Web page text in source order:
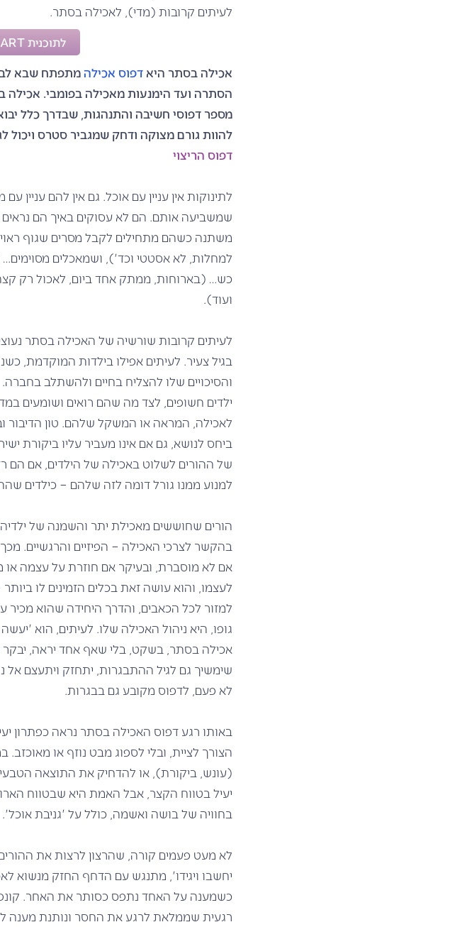
לעיתים קרובות (מדי), לאכילה בסתר.
לתוכנית RESTART של 'חופש מאוכל'
אכילה בסתר היא דפוס אכילהמתפתח שבא
הסתרה ועד הימנעות מאכילה בפומבי.
מספר דפוסי חשיבה והתנהגות, שבדרך כלל
להוות גורם מצוקה ודחק שמגביר סטרס ויכול
דפוס הריצוי
לתינוקות אין עניין עם אוכל. גם אין להם עניין
שמשביעה אותם. הם לא עסוקים באיך הם
משתנה כשהם מתחילים לקבל מסרים שגוף
למחלות, לא אסטטי וכד'), ושמאכלים מסוימים…
כש… (בארוחות, ממתק אחד ביום, לאכול רק
ועוד).
לעיתים קרובות שורשיה של האכילה בסתר
בגיל צעיר. לעיתים אפילו בילדות המוקדמת,
והסיכויים שלו להצליח בחיים ולהשתלב בחברה.
ילדים חשופים, לצד מה שהם רואים ושומעים
לאכילה, המראה או המשקל שלהם. טון הדיבור
ביחס לנושא, גם אם אינו מעביר עליו ביקורת
של ההורים לשלוט באכילה של הילדים, אם הם
למנוע ממנו גורל דומה לזה שלהם – כילדים
הורים שחוששים מאכילת יתר והשמנה של
בהקשר לצרכי האכילה – הפיזיים והרגשיים.
אם לא מוסברת, ובעיקר אם חוזרת על עצמה
לעצמו, והוא עושה זאת בכלים הזמינים לו
למזור לכל הכאבים, והדרך היחידה שהוא מכיר
גופו, היא ניהול האכילה שלו. לעיתים, הוא
אכילה בסתר, בשקט, בלי שאף אחד יראה,
שימשיך גם לגיל ההתבגרות, יתחזק ויתעצם אל
לא פעם, לדפוס מקובע גם בבגרות.
באותו רגע דפוס האכילה בסתר נראה כפתרון
הצורך לציית, ובלי לספוג מבט נוזף או
(עונש, ביקורת), או להדחיק את התוצאה
יעיל בטווח הקצר, אבל האמת היא שבטווח
בחוויה של בושה ואשמה, כולל על 'גניבת אוכל'.
לא מעט פעמים קורה, שהרצון לרצות את
יחשבו ויגידו', מתנגש עם הדחף החזק מנשוא
כשמענה על האחד נתפס כסותר את האחר.
רגעית שממלאת לרגע את החסר ונותנת מענה